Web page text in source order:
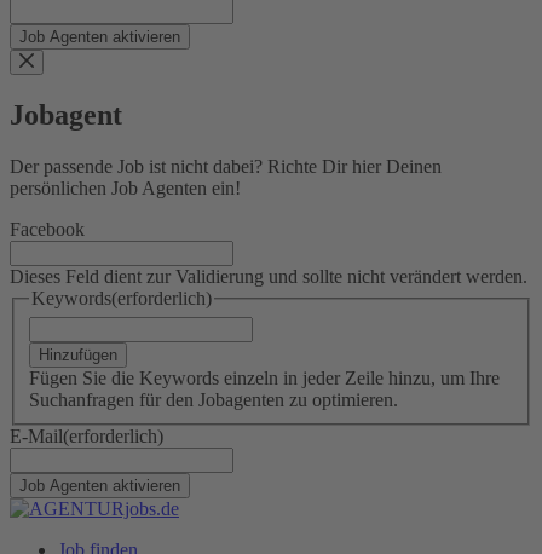
Jobagent
Der passende Job ist nicht dabei? Richte Dir hier Deinen
persönlichen Job Agenten ein!
Facebook
Dieses Feld dient zur Validierung und sollte nicht verändert werden.
Keywords(erforderlich)
Hinzufügen
Fügen Sie die Keywords einzeln in jeder Zeile hinzu, um Ihre
Suchanfragen für den Jobagenten zu optimieren.
E-Mail(erforderlich)
Job finden